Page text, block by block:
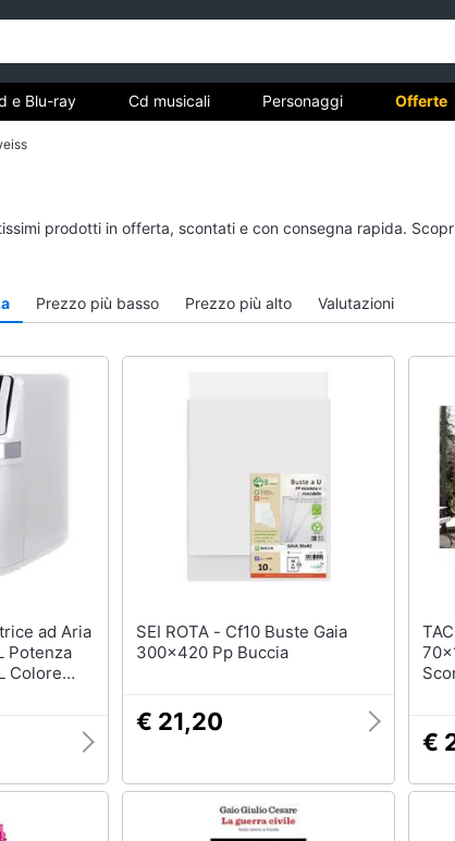
Walt disney film
Musica
e Blu-ray Cd musicali Personaggi Offerte
prodotti in offerta, scontati e con consegna rapida.
Prezzo più basso Prezzo più alto Valutazioni
Potenza
Colore
SEI ROTA - Cf10 Buste Gaia
300x420 Pp Buccia
€ 21,20
TACO - Box
€